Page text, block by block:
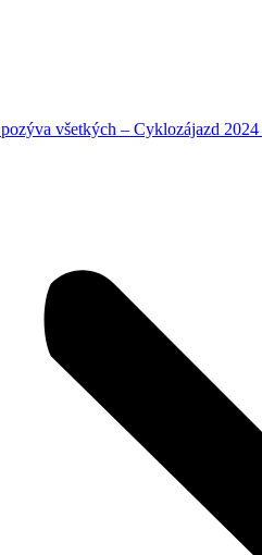
všetkých – Cyklozájazd